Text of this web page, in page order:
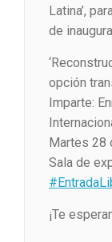
Latina’,
de
opción
Imparte:
Martes 28
Sala de
¡Te